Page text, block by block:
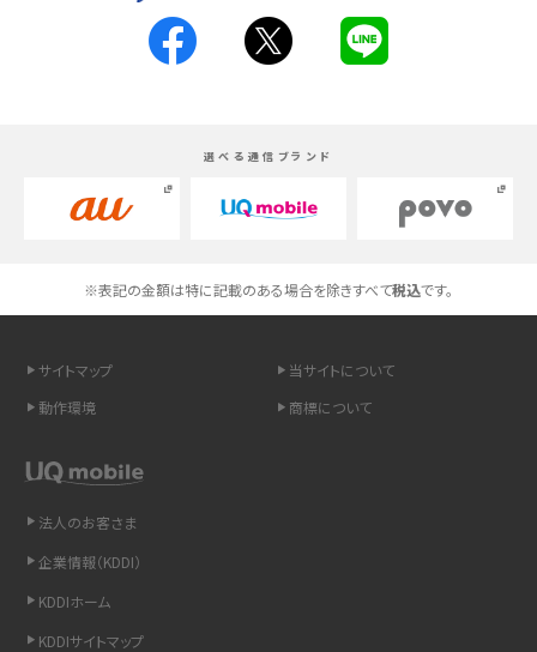
スマホが高い理由は？購入費用を抑える方法や端末を選ぶ時の注意点を解説！
高校生にスマホ制限は必要？所持率やメリット・デメリットを詳しく紹介
スマホのネット通信速度が遅い原因は？すぐできる対処法や見直すポイントを解
iCloudの使用容量を減らす9つの方法！使用状況の確認手順も紹介
選べる通信ブランド
※表記の金額は特に記載のある場合を除きすべて税込です。
サイトマップ
当サイトについて
動作環境
商標について
法人のお客さま
企業情報（KDDI）
KDDIホーム
KDDIサイトマップ